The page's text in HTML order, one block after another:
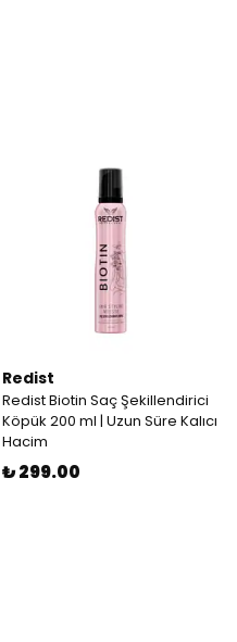
Redist
Redist Biotin Saç Şekillendirici
Köpük 200 ml | Uzun Süre Kalıcı
Hacim
₺ 299.00